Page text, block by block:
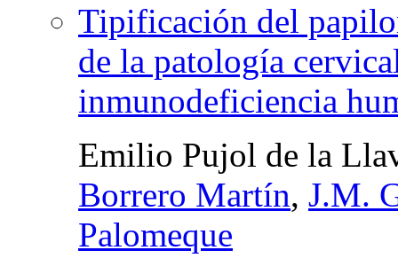
Tipificación del
de la patología
inmunodeficiencia
Emilio Pujol de la
Borrero Martín, J.M.
Palomeque